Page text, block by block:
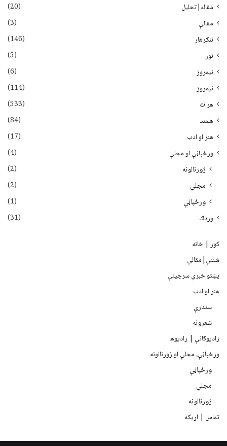
مقاله|تحلیل
(20)
مقالې
(3)
ننګرهار
(146)
نور
(5)
نيمروز
(6)
نیمروز
(114)
هرات
(533)
هلمند
(84)
هنر او ادب
(17)
ورځپاڼې او مجلې
(4)
ژورنالونه
(2)
مجلې
(2)
ورځپاڼې
(1)
وردګ
(31)
کور | خانه
شننې|مقالې
پښتو خبري سرچينې
هنر او ادب
سندرې
شعرونه
رادیوګانې | رادیوها
ورځپاڼې، مجلې او ژورنالونه
ورځپاڼې
مجلې
ژورنالونه
تماس | اړیکه